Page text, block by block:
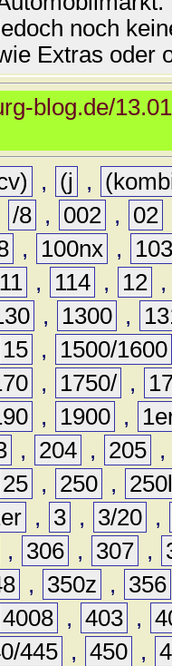
noch
Extras oder
blog.de/
, (j ,
/8 , 002 , 02
, 100nx ,
, 114 , 12
, 1300 ,
15 ,
1500/1600
, 1750/ ,
, 1900 ,
, 204 , 205 ,
25 , 250 ,
, 3 , 3/20 ,
, 306 , 307 ,
, 350z ,
356
4008 , 403 ,
445 , 450 ,